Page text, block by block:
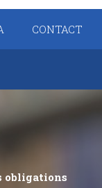
CONTACT
obligations